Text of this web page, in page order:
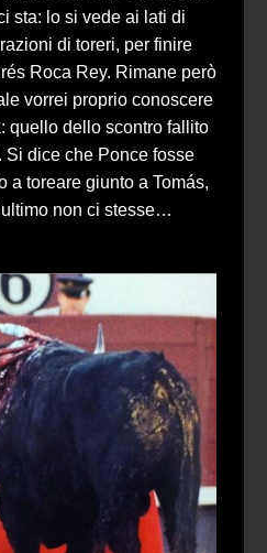
sta: lo si vede ai lati di
di toreri, per finire
Roca Rey. Rimane però
vorrei proprio conoscere
quello dello scontro fallito
Si dice che Ponce fosse
a toreare giunto a Tomás,
non ci stesse…